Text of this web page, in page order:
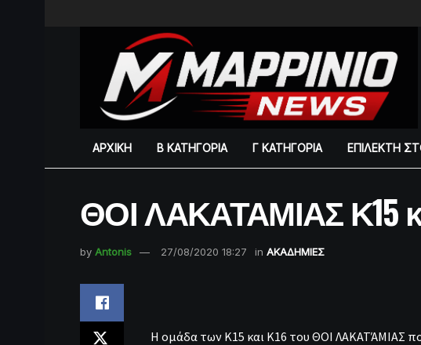
ΑΡΧΙΚΗ Β ΚΑΤΗΓΟΡΙΑ Γ ΚΑΤΗΓΟΡΙΑ ΕΠΙΛΕΚΤΗ
ΘΟΙ ΛΑΚΑΤΑΜΙΑΣ Κ15
by Antonis 27/08/2020 18:27 in ΑΚΑΔΗΜΙΕΣ
Η ομάδα των Κ15 και Κ16 του ΘΟΙ ΛΑΚΑΤΆΜΙΑΣ